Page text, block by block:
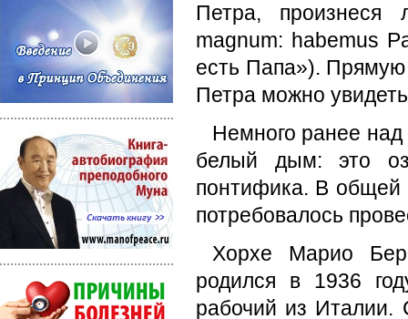
Петра, произнеся
magnum: habemus
есть Папа»).
Петра можно
Немного ранее
белый дым: это
понтифика. В общей
потребовалось
Хорхе Марио
родился в 1936
рабочий из Италии.